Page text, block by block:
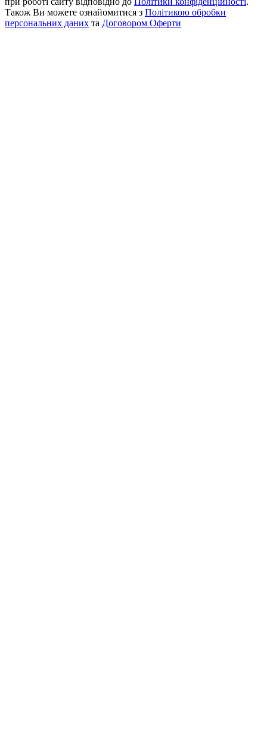
Також Ви можете ознайомитися з Політикою обробки
персональних даних та Договором Оферти